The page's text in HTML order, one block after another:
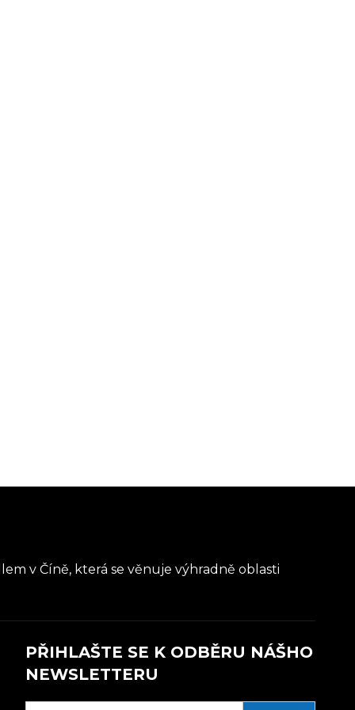
v Číně, která se věnuje výhradně oblasti
PŘIHLAŠTE SE K ODBĚRU NÁŠHO
NEWSLETTERU